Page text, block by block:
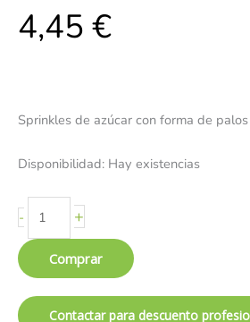
4,45 €
Sprinkles de azúcar con forma de
Disponibilidad: Hay existencias
- +
Comprar
Contactar para descuento